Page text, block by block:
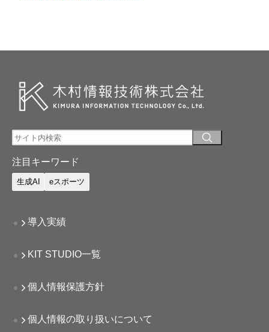
注目キーワード
生成AI eスポーツ
導入実績
KIT STUDIO一覧
個人情報保護方針
個人情報の取り扱いについて